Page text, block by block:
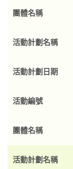
團體名稱
活動計劃名稱
活動計劃日期
活動編號
團體名稱
活動計劃名稱